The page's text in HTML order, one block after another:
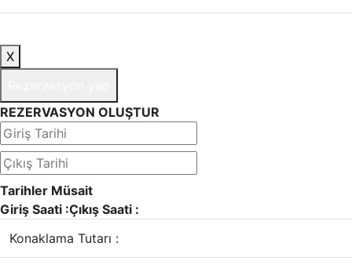
X
REZERVASYON OLUŞTUR
Tarihler Müsait
Giriş Saati :Çıkış Saati :
Konaklama Tutarı :